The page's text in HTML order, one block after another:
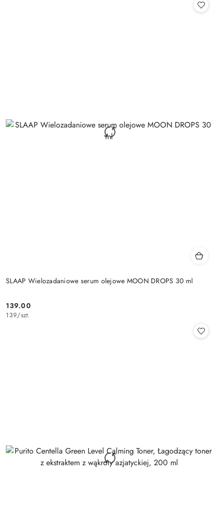
SLAAP Wielozadaniowe serum olejowe MOON DROPS 30 ml
Cena:
139.00
139/szt.